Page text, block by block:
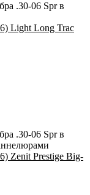
.30-06 Spr в
Light Long Trac
.30-06 Spr в
Zenit Prestige Big-